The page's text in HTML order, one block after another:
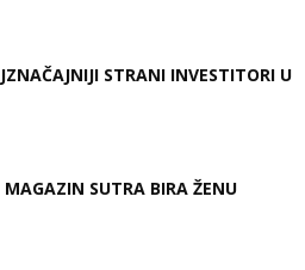
STRANI INVESTITORI U
MAGAZIN SUTRA BIRA ŽENU